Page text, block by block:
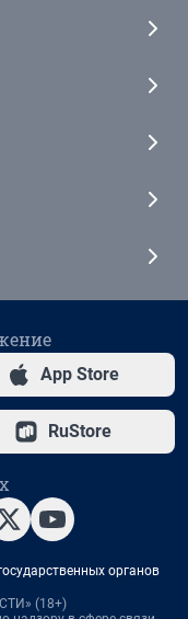
App Store
RuStore
органов
(18+)